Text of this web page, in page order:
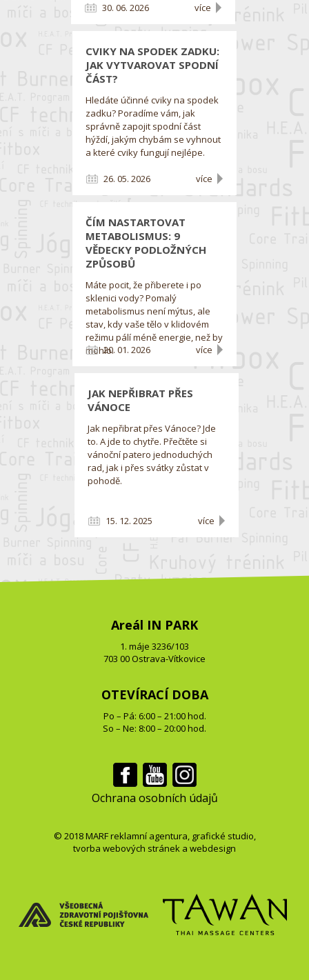
30. 06. 2026 více
CVIKY NA SPODEK ZADKU:
JAK VYTVAROVAT SPODNÍ
ČÁST?
Hledáte účinné cviky na spodek
zadku? Poradíme vám, jak
správně zapojit spodní část
hýždí, jakým chybám se vyhnout
a které cviky fungují nejlépe.
26. 05. 2026 více
ČÍM NASTARTOVAT
METABOLISMUS: 9
VĚDECKY PODLOŽNÝCH
ZPŮSOBŮ
Máte pocit, že přiberete i po
sklenici vody? Pomalý
metabolismus není mýtus, ale
stav, kdy vaše tělo v klidovém
režimu pálí méně energie, než by
mohlo.20. 01. 2026 více
JAK NEPŘIBRAT PŘES
VÁNOCE
Jak nepřibrat přes Vánoce? Jde
to. A jde to chytře. Přečtěte si
vánoční patero jednoduchých
rad, jak i přes svátky zůstat v
pohodě.
15. 12. 2025 více
Areál IN PARK
1. máje 3236/103
703 00 Ostrava-Vítkovice
OTEVÍRACÍ DOBA
Po – Pá: 6:00 – 21:00 hod.
So – Ne: 8:00 – 20:00 hod.
Ochrana osobních údajů
© 2018MARFreklamní agentura, grafické studio,
tvorba webových stránek a webdesign